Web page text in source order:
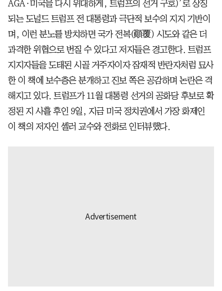
AGA·미국을 다시 위대하게, 트럼프의 선거 구호)’로 상징
되는 도널드 트럼프 전 대통령과 극단적 보수의 지지 기반이
며, 이런 분노를 방치하면 국가 전복(顚覆) 시도와 같은 더
과격한 위협으로 번질 수 있다고 저자들은 경고한다. 트럼프
지지자들을 도태된 시골 거주자이자 잠재적 반란자처럼 묘사
한 이 책에 보수층은 분개하고 진보 쪽은 공감하며 논란은 격
해지고 있다. 트럼프가 11월 대통령 선거의 공화당 후보로 확
정된 지 사흘 후인 9일, 지금 미국 정치권에서 가장 화제인
이 책의 저자인 셸러 교수와 전화로 인터뷰했다.